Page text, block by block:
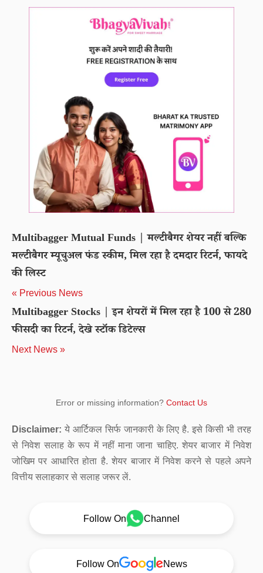
Multibagger Mutual Funds | मल्टीबैगर शेयर नहीं बल्कि
मल्टीबैगर म्यूचुअल फंड स्कीम, मिल रहा है दमदार रिटर्न, फायदे
की लिस्ट
« Previous News
Multibagger Stocks | इन शेयरों में मिल रहा है 100 से 280
फीसदी का रिटर्न, देखे स्टॉक डिटेल्स
Next News »
Error or missing information? Contact Us
Disclaimer: ये आर्टिकल सिर्फ जानकारी के लिए है. इसे किसी भी तरह
से निवेश सलाह के रूप में नहीं माना जाना चाहिए. शेयर बाजार में निवेश
जोखिम पर आधारित होता है. शेयर बाजार में निवेश करने से पहले अपने
वित्तीय सलाहकार से सलाह जरूर लें.
Follow On Channel
Follow On News